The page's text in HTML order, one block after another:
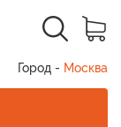
Город - Москва